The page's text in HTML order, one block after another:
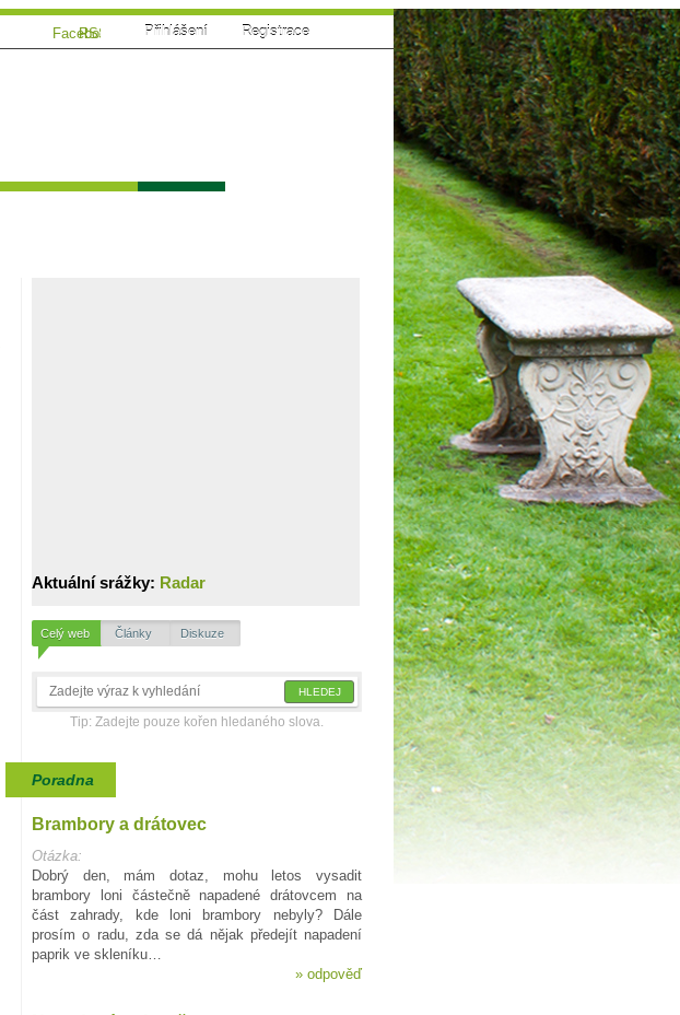
Přihlášení Registrace
Facebook
RSS
Aktuální srážky: Radar
Celý web Články Diskuze
Tip: Zadejte pouze kořen hledaného slova.
Poradna
Brambory a drátovec
Otázka:
Dobrý den, mám dotaz, mohu letos vysadit
brambory loni částečně napadené drátovcem na
část zahrady, kde loni brambory nebyly? Dále
prosím o radu, zda se dá nějak předejít napadení
paprik ve skleníku…
» odpověď